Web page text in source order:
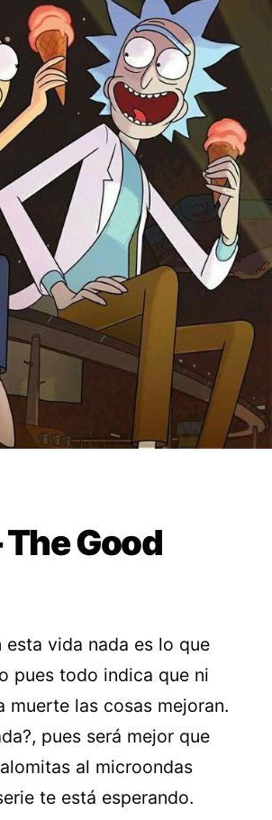
Good
esta vida nada es lo que
pues todo indica que ni
muerte las cosas mejoran.
pues será mejor que
al microondas
te está esperando.